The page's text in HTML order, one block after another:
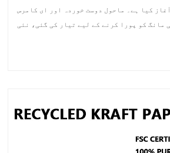
کیا ہے۔ ماحول دوست خوردہ اور ای کامرس
کو پورا کرنے کے لیے تیار کی گئی، نئی